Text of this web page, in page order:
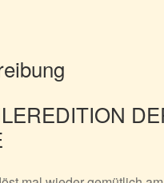
Menge